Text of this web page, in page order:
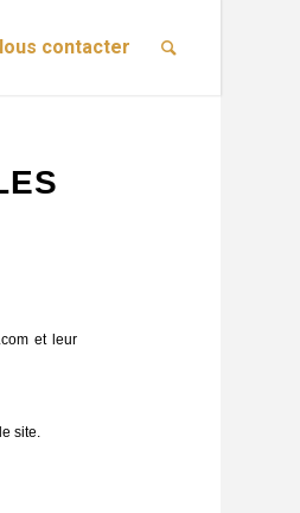
contacter
et leur
site.